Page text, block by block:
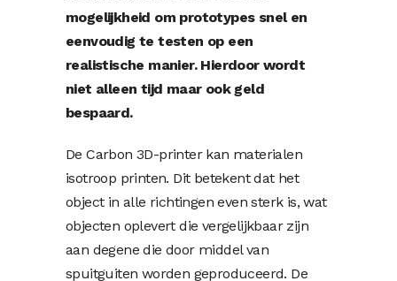
mogelijkheid om prototypes snel en
eenvoudig te testen op een
realistische manier. Hierdoor wordt
niet alleen tijd maar ook geld
bespaard.
De Carbon 3D-printer kan materialen
isotroop printen. Dit betekent dat het
object in alle richtingen even sterk is, wat
objecten oplevert die vergelijkbaar zijn
aan degene die door middel van
spuitguiten worden geproduceerd. De